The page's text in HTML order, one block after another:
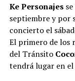
Ke Personajesse
septiembre y por
concierto el
El primero de los
del Tránsito
tendrá lugar en el